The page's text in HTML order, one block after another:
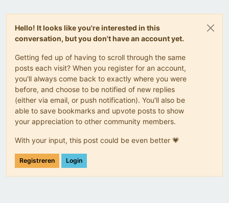
Hello! It looks like you're interested in this
conversation, but you don't have an account yet.
Getting fed up of having to scroll through the same
posts each visit? When you register for an account,
you'll always come back to exactly where you were
before, and choose to be notified of new replies
(either via email, or push notification). You'll also be
able to save bookmarks and upvote posts to show
your appreciation to other community members.
With your input, this post could be even better 💗
Registreren Login